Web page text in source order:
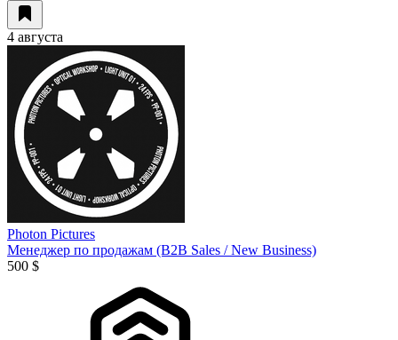
4 августа
Photon Pictures
Менеджер по продажам (B2B Sales / New Business)
500 $